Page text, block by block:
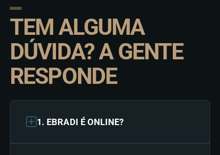
TEM ALGUMA
DÚVIDA? A GENTE
RESPONDE
1. EBRADI É ONLINE?